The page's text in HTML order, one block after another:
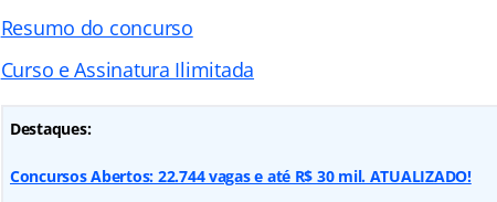
Resumo do concurso
Curso e Assinatura Ilimitada
Destaques:
Concursos Abertos: 22.744 vagas e até R$ 30 mil. ATUALIZADO!